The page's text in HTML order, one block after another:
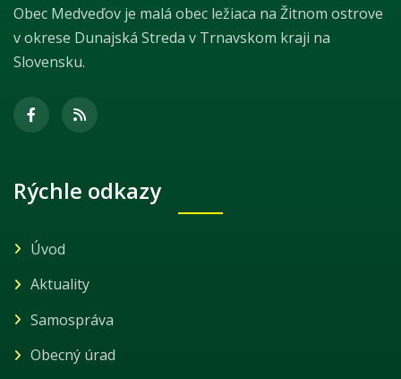
Obec Medveďov je malá obec ležiaca na Žitnom ostrove
v okrese Dunajská Streda v Trnavskom kraji na
Slovensku.
Rýchle odkazy
Úvod
Aktuality
Samospráva
Obecný úrad